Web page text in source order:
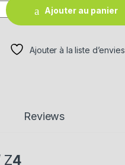
Ajouter au panier
Ajouter à la liste d’envies
Reviews
Z4